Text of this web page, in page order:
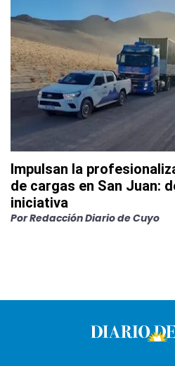
Impulsan la
de cargas en San Juan:
iniciativa
PorRedacción Diario de Cuyo